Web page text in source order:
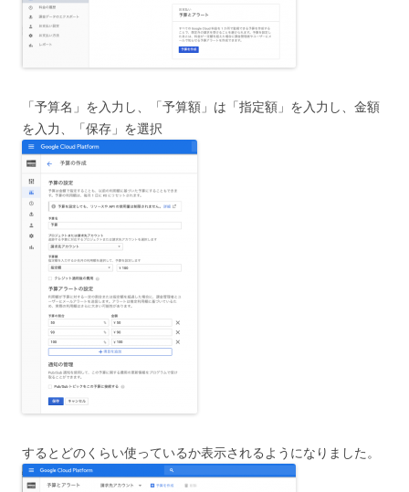
「予算名」を入力し、「予算額」は「指定額」を入力し、金額
を入力、「保存」を選択
するとどのくらい使っているか表示されるようになりました。